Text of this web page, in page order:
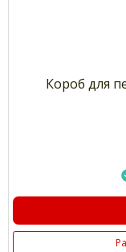
Короб для